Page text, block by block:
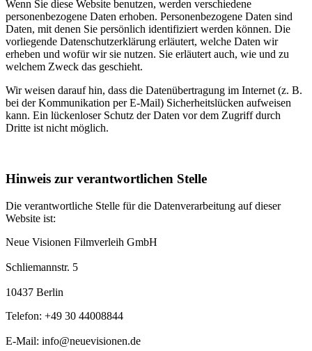
Wenn Sie diese Website benutzen, werden verschiedene
personenbezogene Daten erhoben. Personenbezogene Daten sind
Daten, mit denen Sie persönlich identifiziert werden können. Die
vorliegende Datenschutzerklärung erläutert, welche Daten wir
erheben und wofür wir sie nutzen. Sie erläutert auch, wie und zu
welchem Zweck das geschieht.
Wir weisen darauf hin, dass die Datenübertragung im Internet (z. B.
bei der Kommunikation per E-Mail) Sicherheitslücken aufweisen
kann. Ein lückenloser Schutz der Daten vor dem Zugriff durch
Dritte ist nicht möglich.
Hinweis zur verantwortlichen Stelle
Die verantwortliche Stelle für die Datenverarbeitung auf dieser
Website ist:
Neue Visionen Filmverleih GmbH
Schliemannstr. 5
10437 Berlin
Telefon: +49 30 44008844
E-Mail: info@neuevisionen.de